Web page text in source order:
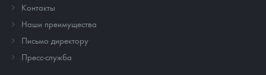
Контакты
Наши преимущества
Письмо директору
Пресс-служба